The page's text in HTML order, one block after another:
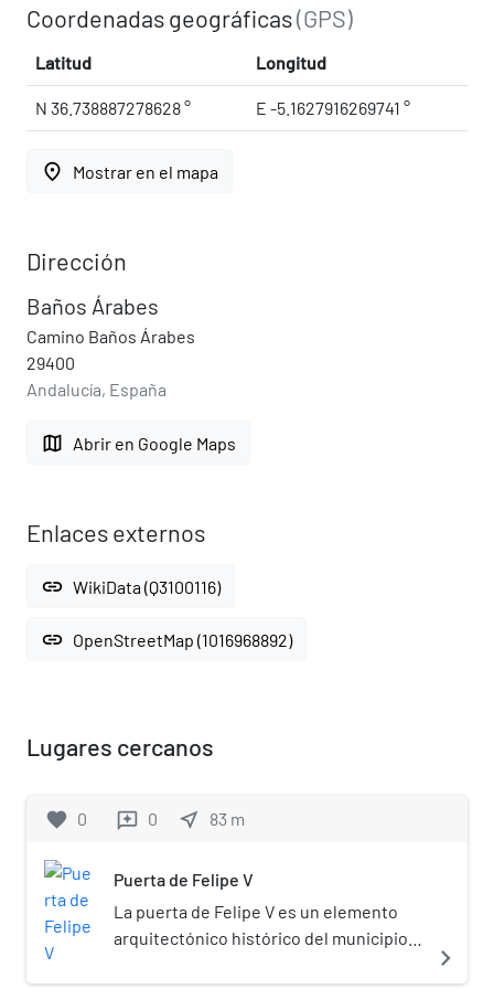
Coordenadas geográficas(GPS)
Latitud Longitud
N 36.738887278628 ° E -5.1627916269741 °
place Mostrar en el mapa
Dirección
Baños Árabes
Camino Baños Árabes
29400
Andalucía, España
map Abrir en Google Maps
Enlaces externos
link WikiData (Q3100116)
link OpenStreetMap (1016968892)
Lugares cercanos
favorite 0 reviews 0 near_me 83 m
Puerta de Felipe V
La puerta de Felipe V es un elemento
arquitectónico histórico del municipio
navigate_next